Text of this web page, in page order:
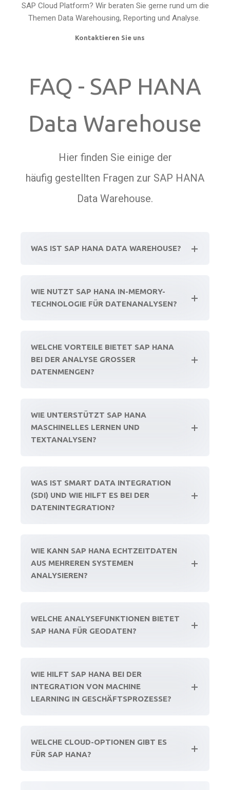
SAP Cloud Platform? Wir beraten Sie gerne rund um die
Themen Data Warehousing, Reporting und Analyse.
Kontaktieren Sie uns
FAQ - SAP HANA
Data Warehouse
Hier finden Sie einige der
häufig gestellten Fragen zur SAP HANA
Data Warehouse.
WAS IST SAP HANA DATA WAREHOUSE?
WIE NUTZT SAP HANA IN-MEMORY-
TECHNOLOGIE FÜR DATENANALYSEN?
WELCHE VORTEILE BIETET SAP HANA
BEI DER ANALYSE GROSSER D
ATENMENGEN?
WIE UNTERSTÜTZT SAP HANA
MASCHINELLES LERNEN UND
TEXTANALYSEN?
WAS IST SMART DATA INTEGRATION
(SDI) UND WIE HILFT ES BEI DER
DATENINTEGRATION?
WIE KANN SAP HANA ECHTZEITDATEN
AUS MEHREREN SYSTEMEN
ANALYSIEREN?
WELCHE ANALYSEFUNKTIONEN BIETET
SAP HANA FÜR GEODATEN?
WIE HILFT SAP HANA BEI DER
INTEGRATION VON MACHINE
LEARNING IN GESCHÄFTSPROZESSE?
WELCHE CLOUD-OPTIONEN GIBT ES
FÜR SAP HANA?